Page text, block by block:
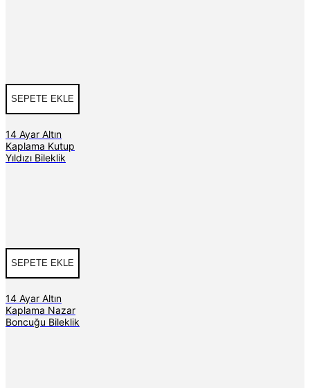
SEPETE EKLE
14 Ayar Altın
Kaplama Kutup
Yıldızı Bileklik
SEPETE EKLE
14 Ayar Altın
Kaplama Nazar
Boncuğu Bileklik